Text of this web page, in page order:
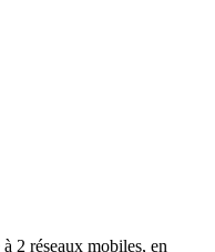
2 réseaux mobiles, en